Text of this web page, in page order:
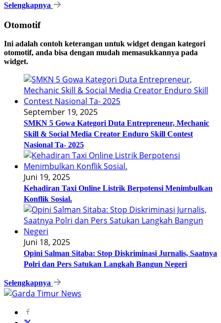
Selengkapnya
Otomotif
Ini adalah contoh keterangan untuk widget dengan kategori
otomotif, anda bisa dengan mudah memasukkannya pada
widget.
September 19, 2025
SMKN 5 Gowa Kategori Duta Entrepreneur, Mechanic
Skill & Social Media Creator Enduro Skill Contest
Nasional Ta- 2025
Juni 19, 2025
Kehadiran Taxi Online Listrik Berpotensi Menimbulkan
Konflik Sosial.
Juni 18, 2025
Opini Salman Sitaba: Stop Diskriminasi Jurnalis, Saatnya
Polri dan Pers Satukan Langkah Bangun Negeri
Selengkapnya